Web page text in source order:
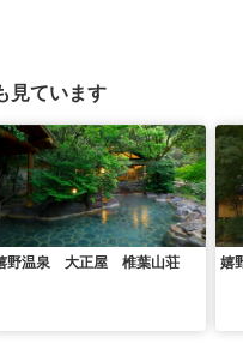
見ています
野温泉 大正屋 椎葉山荘 嬉